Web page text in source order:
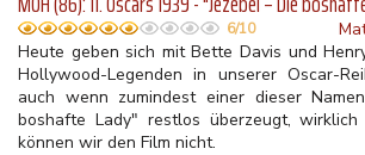
6/10
Heute geben sich mit Bette Davis und
Hollywood-Legenden in unserer Oscar-
auch wenn zumindest einer dieser
boshafte Lady" restlos überzeugt,
können wir den Film nicht.